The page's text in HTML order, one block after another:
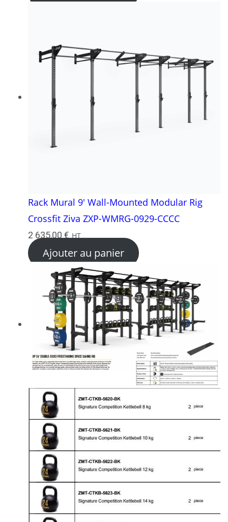
Rack Mural 9′ Wall-Mounted Modular Rig
Crossfit Ziva ZXP-WMRG-0929-CCCC
2 635,00 € HT
Ajouter au panier